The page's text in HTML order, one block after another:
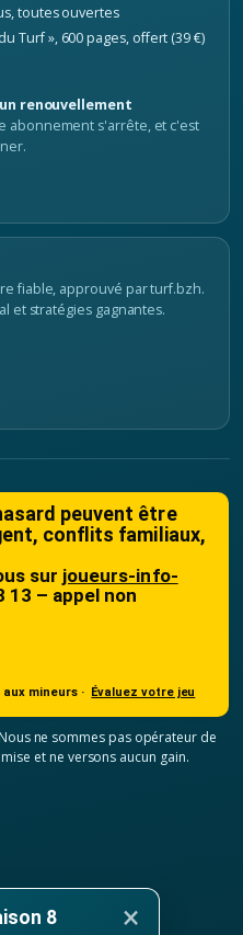
toutes ouvertes
Turf », 600 pages, offert (39 €)
renouvellement
abonnement s'arrête, et c'est
fiable, approuvé par turf.bzh.
et stratégies gagnantes.
peuvent être
conflits familiaux,
sur joueurs-info-
13 – appel non
mineurs · Évaluez votre jeu
ne sommes pas opérateur de
et ne versons aucun gain.
8 ×